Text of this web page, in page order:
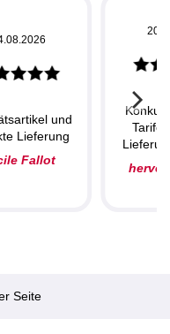
und
Lieferung
Fallot
herve
Seite